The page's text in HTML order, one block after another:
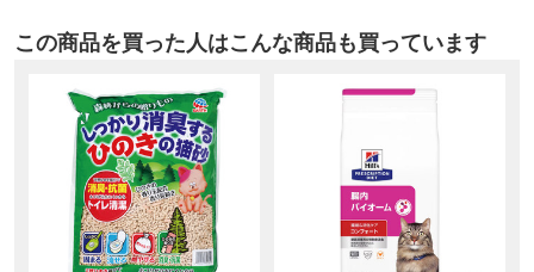
この商品を買った人はこんな商品も買っています